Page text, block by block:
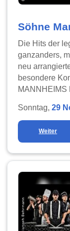
Söhne
Die Hits der
ganzanders,
neu
besondere
MANNHEIMS
Sonntag, 29
Weiter